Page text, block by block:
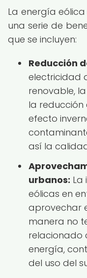
La energía
una serie de
que se incluyen:
Reducción
electricidad
renovable,
la reducción
efecto
así la
urbanos: La
eólicas en
aprovechar
manera no
relacionado
energía,
del uso del